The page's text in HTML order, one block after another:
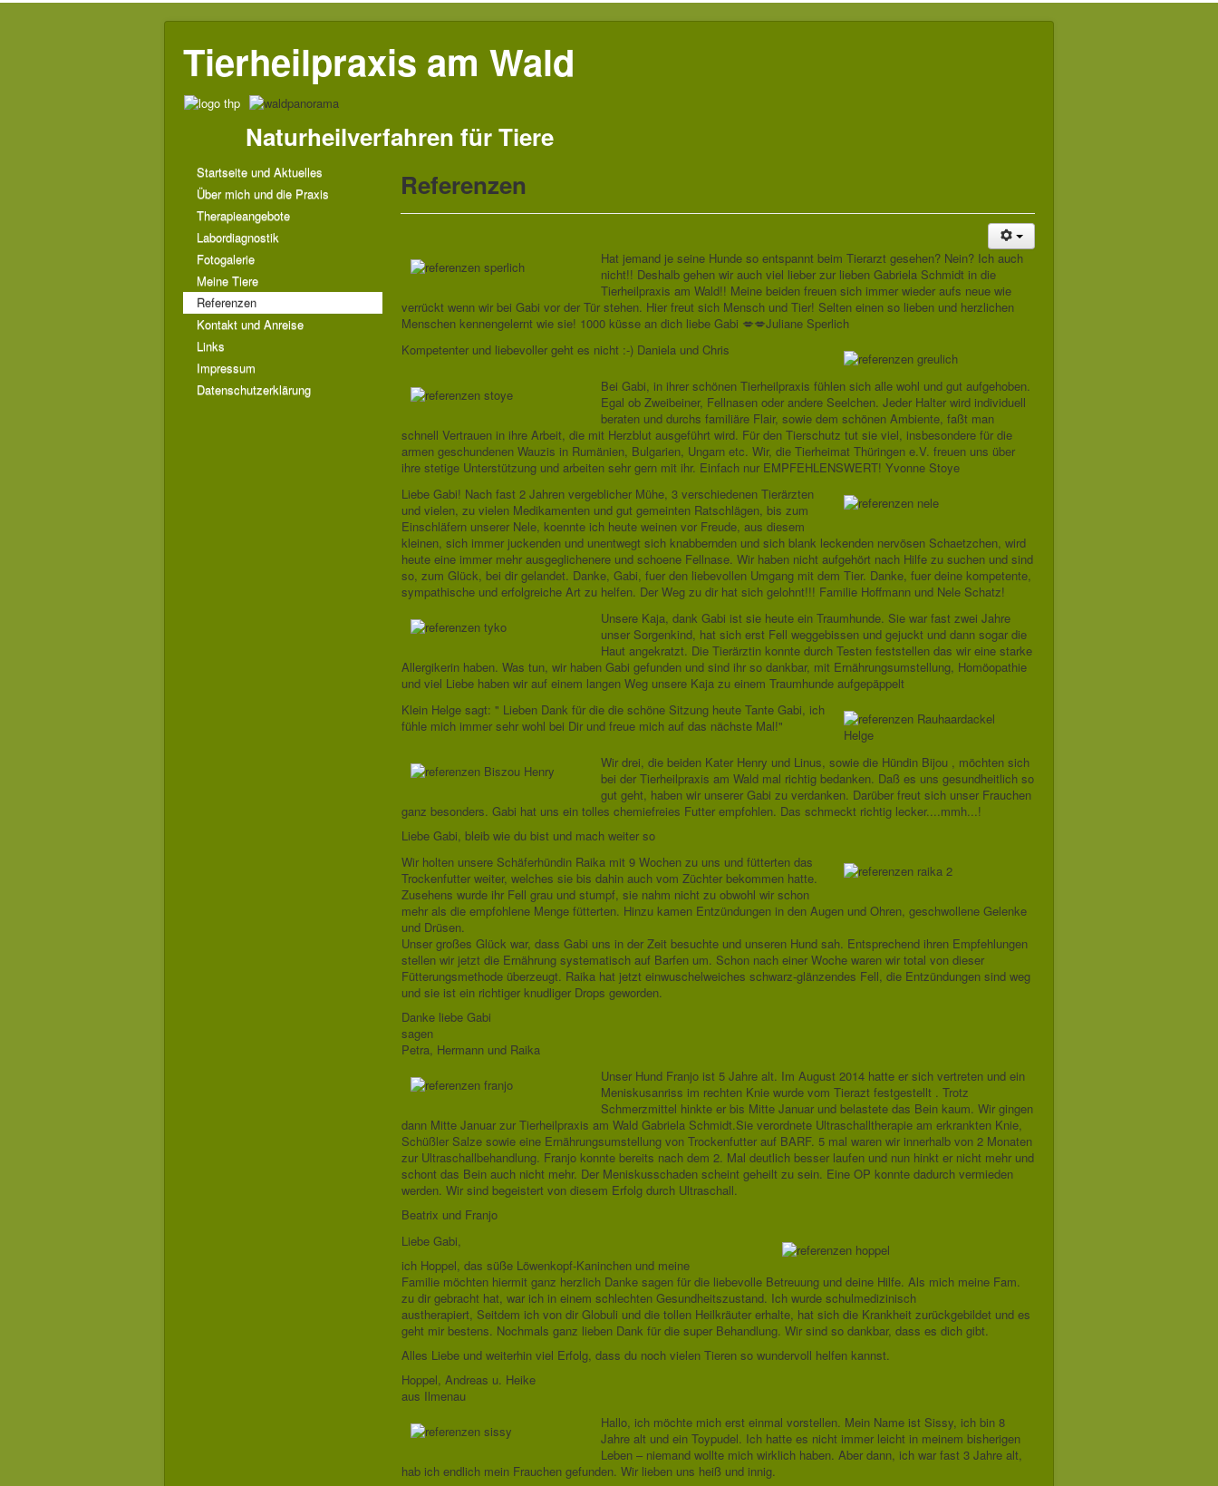
Tierheilpraxis am Wald
Naturheilverfahren für Tiere
Startseite und Aktuelles
Über mich und die Praxis
Therapieangebote
Labordiagnostik
Fotogalerie
Meine Tiere
Referenzen
Kontakt und Anreise
Links
Impressum
Datenschutzerklärung
Referenzen
Hat jemand je seine Hunde so entspannt beim Tierarzt gesehen? Nein? Ich auch
nicht!! Deshalb gehen wir auch viel lieber zur lieben Gabriela Schmidt in die
Tierheilpraxis am Wald!! Meine beiden freuen sich immer wieder aufs neue wie
verrückt wenn wir bei Gabi vor der Tür stehen. Hier freut sich Mensch und Tier! Selten einen so lieben und herzlichen
Menschen kennengelernt wie sie! 1000 küsse an dich liebe Gabi 💋💋Juliane Sperlich
Kompetenter und liebevoller geht es nicht :-) Daniela und Chris
Bei Gabi, in ihrer schönen Tierheilpraxis fühlen sich alle wohl und gut aufgehoben.
Egal ob Zweibeiner, Fellnasen oder andere Seelchen. Jeder Halter wird individuell
beraten und durchs familiäre Flair, sowie dem schönen Ambiente, faßt man
schnell Vertrauen in ihre Arbeit, die mit Herzblut ausgeführt wird. Für den Tierschutz tut sie viel, insbesondere für die
armen geschundenen Wauzis in Rumänien, Bulgarien, Ungarn etc. Wir, die Tierheimat Thüringen e.V. freuen uns über
ihre stetige Unterstützung und arbeiten sehr gern mit ihr. Einfach nur EMPFEHLENSWERT! Yvonne Stoye
Liebe Gabi! Nach fast 2 Jahren vergeblicher Mühe, 3 verschiedenen Tierärzten
und vielen, zu vielen Medikamenten und gut gemeinten Ratschlägen, bis zum
Einschläfern unserer Nele, koennte ich heute weinen vor Freude, aus diesem
kleinen, sich immer juckenden und unentwegt sich knabbernden und sich blank leckenden nervösen Schaetzchen, wird
heute eine immer mehr ausgeglichenere und schoene Fellnase. Wir haben nicht aufgehört nach Hilfe zu suchen und sind
so, zum Glück, bei dir gelandet. Danke, Gabi, fuer den liebevollen Umgang mit dem Tier. Danke, fuer deine kompetente,
sympathische und erfolgreiche Art zu helfen. Der Weg zu dir hat sich gelohnt!!! Familie Hoffmann und Nele Schatz!
Unsere Kaja, dank Gabi ist sie heute ein Traumhunde. Sie war fast zwei Jahre
unser Sorgenkind, hat sich erst Fell weggebissen und gejuckt und dann sogar die
Haut angekratzt. Die Tierärztin konnte durch Testen feststellen das wir eine starke
Allergikerin haben. Was tun, wir haben Gabi gefunden und sind ihr so dankbar, mit Ernährungsumstellung, Homöopathie
und viel Liebe haben wir auf einem langen Weg unsere Kaja zu einem Traumhunde aufgepäppelt
Klein Helge sagt: " Lieben Dank für die die schöne Sitzung heute Tante Gabi, ich
fühle mich immer sehr wohl bei Dir und freue mich auf das nächste Mal!"
Wir drei, die beiden Kater Henry und Linus, sowie die Hündin Bijou , möchten sich
bei der Tierheilpraxis am Wald mal richtig bedanken. Daß es uns gesundheitlich so
gut geht, haben wir unserer Gabi zu verdanken. Darüber freut sich unser Frauchen
ganz besonders. Gabi hat uns ein tolles chemiefreies Futter empfohlen. Das schmeckt richtig lecker....mmh...!
Liebe Gabi, bleib wie du bist und mach weiter so
Wir holten unsere Schäferhündin Raika mit 9 Wochen zu uns und fütterten das
Trockenfutter weiter, welches sie bis dahin auch vom Züchter bekommen hatte.
Zusehens wurde ihr Fell grau und stumpf, sie nahm nicht zu obwohl wir schon
mehr als die empfohlene Menge fütterten. Hinzu kamen Entzündungen in den Augen und Ohren, geschwollene Gelenke
und Drüsen.
Unser großes Glück war, dass Gabi uns in der Zeit besuchte und unseren Hund sah. Entsprechend ihren Empfehlungen
stellen wir jetzt die Ernährung systematisch auf Barfen um. Schon nach einer Woche waren wir total von dieser
Fütterungsmethode überzeugt. Raika hat jetzt einwuschelweiches schwarz-glänzendes Fell, die Entzündungen sind weg
und sie ist ein richtiger knudliger Drops geworden.
Danke liebe Gabi
sagen
Petra, Hermann und Raika
Unser Hund Franjo ist 5 Jahre alt. Im August 2014 hatte er sich vertreten und ein
Meniskusanriss im rechten Knie wurde vom Tierazt festgestellt . Trotz
Schmerzmittel hinkte er bis Mitte Januar und belastete das Bein kaum. Wir gingen
dann Mitte Januar zur Tierheilpraxis am Wald Gabriela Schmidt.Sie verordnete Ultraschalltherapie am erkrankten Knie,
Schüßler Salze sowie eine Ernährungsumstellung von Trockenfutter auf BARF. 5 mal waren wir innerhalb von 2 Monaten
zur Ultraschallbehandlung. Franjo konnte bereits nach dem 2. Mal deutlich besser laufen und nun hinkt er nicht mehr und
schont das Bein auch nicht mehr. Der Meniskusschaden scheint geheilt zu sein. Eine OP konnte dadurch vermieden
werden. Wir sind begeistert von diesem Erfolg durch Ultraschall.
Beatrix und Franjo
Liebe Gabi,
ich Hoppel, das süße Löwenkopf-Kaninchen und meine
Familie möchten hiermit ganz herzlich Danke sagen für die liebevolle Betreuung und deine Hilfe. Als mich meine Fam.
zu dir gebracht hat, war ich in einem schlechten Gesundheitszustand. Ich wurde schulmedizinisch
austherapiert, Seitdem ich von dir Globuli und die tollen Heilkräuter erhalte, hat sich die Krankheit zurückgebildet und es
geht mir bestens. Nochmals ganz lieben Dank für die super Behandlung. Wir sind so dankbar, dass es dich gibt.
Alles Liebe und weiterhin viel Erfolg, dass du noch vielen Tieren so wundervoll helfen kannst.
Hoppel, Andreas u. Heike
aus Ilmenau
Hallo, ich möchte mich erst einmal vorstellen. Mein Name ist Sissy, ich bin 8
Jahre alt und ein Toypudel. Ich hatte es nicht immer leicht in meinem bisherigen
Leben – niemand wollte mich wirklich haben. Aber dann, ich war fast 3 Jahre alt,
hab ich endlich mein Frauchen gefunden. Wir lieben uns heiß und innig.